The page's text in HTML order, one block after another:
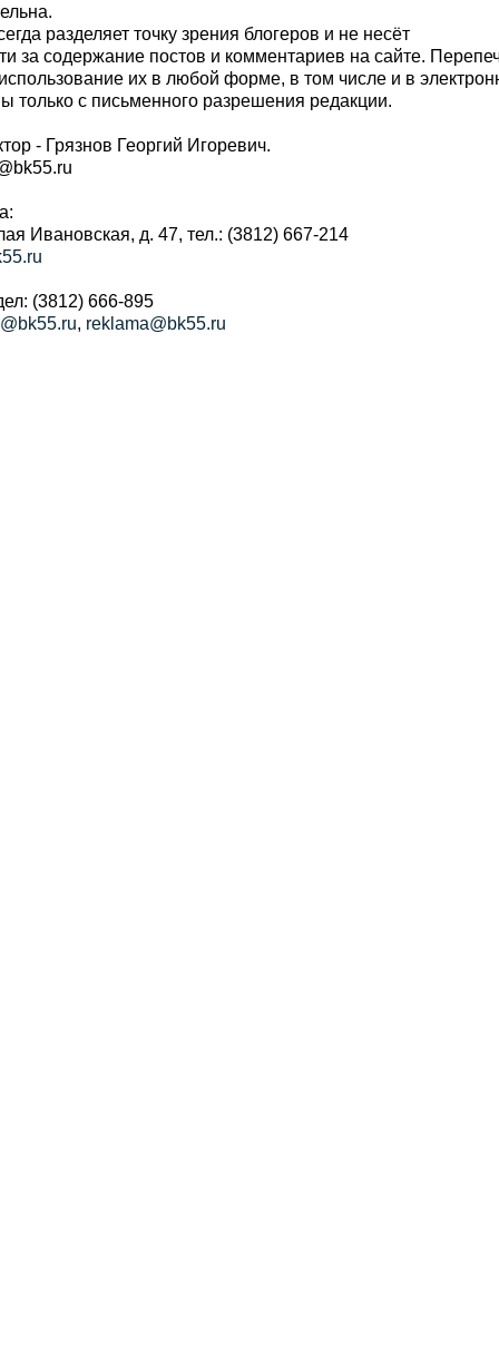
разделяет точку зрения блогеров и не несёт
за содержание постов и комментариев на сайте.
их в любой форме, в том числе и в
с письменного разрешения редакции.
- Грязнов Георгий Игоревич.
Ивановская, д. 47, тел.: (3812) 667-214
(3812) 666-895
, reklama@bk55.ru